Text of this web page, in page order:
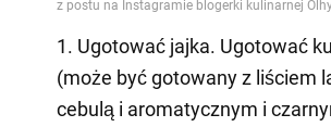
1. Ugotować jajka. Ugotować
(może być gotowany z liściem
cebulą i aromatycznym i